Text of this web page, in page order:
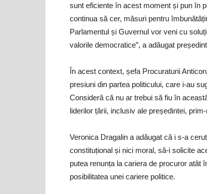
sunt eficiente în acest moment și pun în
continua să cer, măsuri pentru
Parlamentul și Guvernul vor veni cu
valorile democratice”, a adăugat
În acest context, șefa Procuraturii
presiuni din partea politicului, care i-au
Consideră că nu ar trebui să fiu în
liderilor țării, inclusiv ale președintei,
Veronica Dragalin a adăugat că i s-a
constituțional și nici moral, să-i solicite
putea renunța la cariera de procuror atât
posibilitatea unei cariere politice.